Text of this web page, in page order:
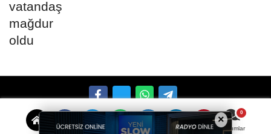
Yorumlar
Künye İletişim Çerez Politikası Gizlilik İlkeleri
×